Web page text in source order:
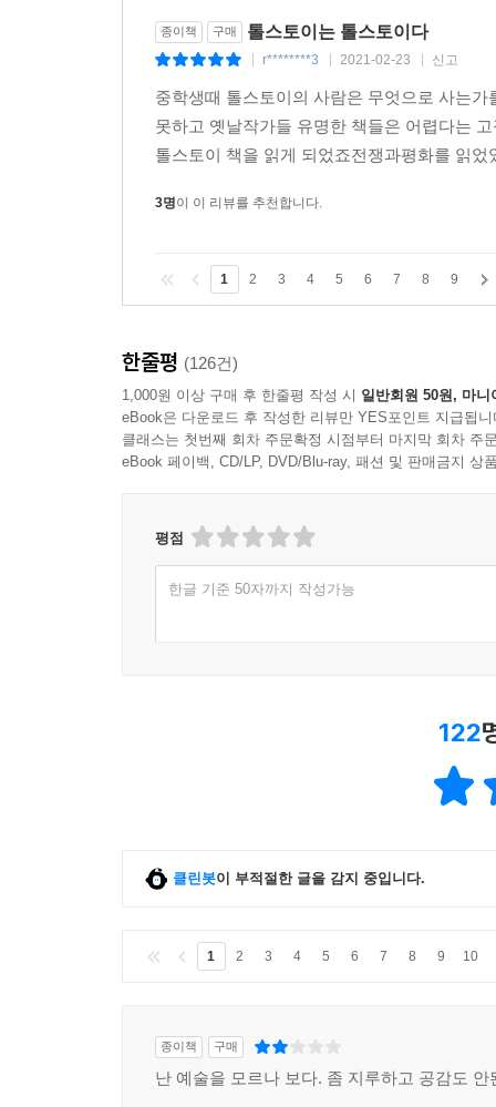
종이책 구매 톨스토이는 톨스토이다
r********3 2021-02-23 신고
중학생때 톨스토이의 사람은 무엇으로 사는
못하고 옛날작가들 유명한 책들은 어렵다는
톨스토이 책을 읽게 되었죠전쟁과평화를 읽
3명이 이 리뷰를 추천합니다.
1 2 3 4 5 6 7 8 9
한줄평 (126건)
1,000원 이상 구매 후 한줄평 작성 시 일반회원 50원, 마니
eBook은 다운로드 후 작성한 리뷰만 YES포인트 지급됩니
클래스는 첫번째 회차 주문확정 시점부터 마지막 회차 주
eBook 페이백, CD/LP, DVD/Blu-ray, 패션 및 판매금지 상
평점
한글 기준 50자까지 작성가능
122
클린봇이 부적절한 글을 감지 중입니다.
1 2 3 4 5 6 7 8 9 10
종이책 구매
난 예술을 모르나 보다. 좀 지루하고 공감도 안